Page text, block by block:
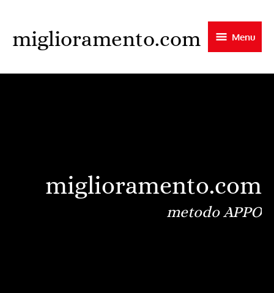
to
content
miglioramento.com Menu
miglioramento.com
metodo APPO